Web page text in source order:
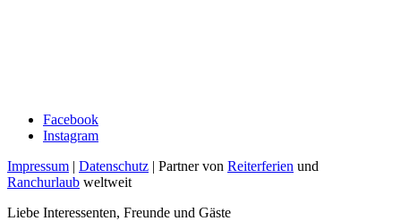
Facebook
Instagram
Impressum | Datenschutz | Partner von Reiterferien und
Ranchurlaub weltweit
Liebe Interessenten, Freunde und Gäste